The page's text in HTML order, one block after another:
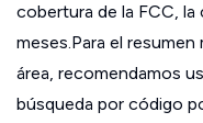
cobertura de la FCC, la
meses.Para el
área, recomendamos
búsqueda por código